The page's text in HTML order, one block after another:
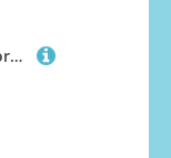
Laikoutd Blumenantilope Horn Stirnbandharz Kostüm Accessoire Für Themenpartys Halloween & Cosplay Fantasy Photography Requisiten Kopfschmuck